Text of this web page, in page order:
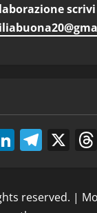
X
reserved. |